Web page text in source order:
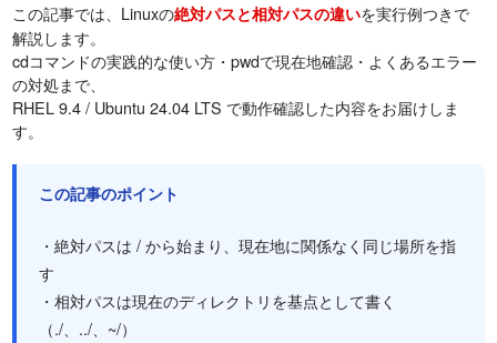
この記事では、Linuxの絶対パスと相対パスの違いを実行例つきで
解説します。
cdコマンドの実践的な使い方・pwdで現在地確認・よくあるエラー
の対処まで、
RHEL 9.4 / Ubuntu 24.04 LTS で動作確認した内容をお届けしま
す。
この記事のポイント
・絶対パスは / から始まり、現在地に関係なく同じ場所を指
す
・相対パスは現在のディレクトリを基点として書く
（./、../、~/）